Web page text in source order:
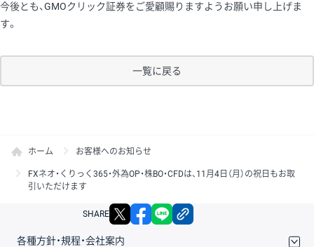
今後とも、GMOクリック証券をご愛顧賜りますようお願い申し上げま
す。
一覧に戻る
ホーム お客様へのお知らせ
FXネオ・くりっく365・外為OP・株BO・CFDは、11月4日（月）の祝日もお取
引いただけます
SHARE X facebook
各種方針・規程・会社案内